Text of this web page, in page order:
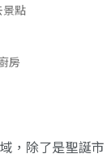
景點
房
，除了是聖誕市